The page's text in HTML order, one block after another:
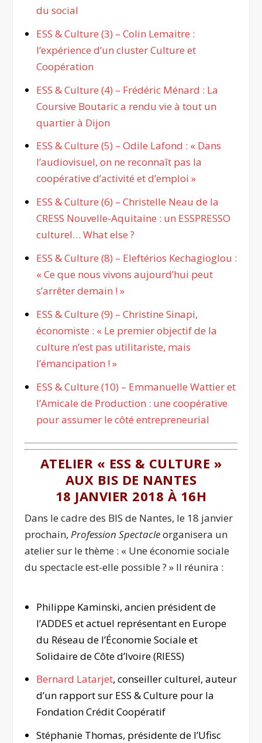
du social
ESS & Culture (3) – Colin Lemaitre :
l’expérience d’un cluster Culture et
Coopération
ESS & Culture (4) – Frédéric Ménard : La
Coursive Boutaric a rendu vie à tout un
quartier à Dijon
ESS & Culture (5) – Odile Lafond : « Dans
l’audiovisuel, on ne reconnaît pas la
coopérative d’activité et d’emploi »
ESS & Culture (6) – Christelle Neau de la
CRESS Nouvelle-Aquitaine : un ESSPRESSO
culturel… What else ?
ESS & Culture (8) – Eleftérios Kechagioglou :
« Ce que nous vivons aujourd’hui peut
s’arrêter demain ! »
ESS & Culture (9) – Christine Sinapi,
économiste : « Le premier objectif de la
culture n’est pas utilitariste, mais
l’émancipation ! »
ESS & Culture (10) – Emmanuelle Wattier et
l’Amicale de Production : une coopérative
pour assumer le côté entrepreneurial
ATELIER « ESS & CULTURE »
AUX BIS DE NANTES
18 JANVIER 2018 À 16H
Dans le cadre des BIS de Nantes, le 18 janvier
prochain,Profession Spectacleorganisera un
atelier sur le thème : « Une économie sociale
du spectacle est-elle possible ? » Il réunira :
Philippe Kaminski, ancien président de
l’ADDES et actuel représentant en Europe
du Réseau de l’Économie Sociale et
Solidaire de Côte d’Ivoire (RIESS)
Bernard Latarjet, conseiller culturel, auteur
d’un rapport sur ESS & Culture pour la
Fondation Crédit Coopératif
Stéphanie Thomas, présidente de l’Ufisc